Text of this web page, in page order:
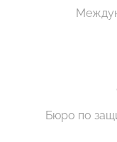
Бюро по